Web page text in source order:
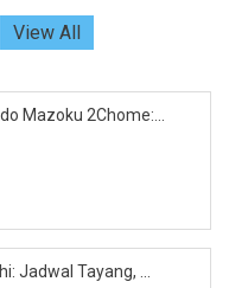
View All
Mazoku 2Chome:...
Jadwal Tayang, ...